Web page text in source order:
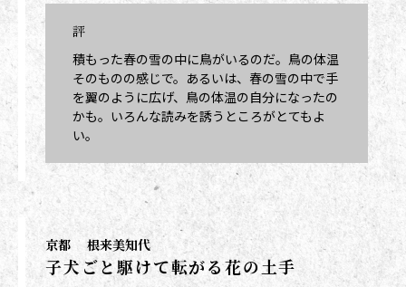
評
積もった春の雪の中に鳥がいるのだ。鳥の体温
そのものの感じで。あるいは、春の雪の中で手
を翼のように広げ、鳥の体温の自分になったの
かも。いろんな読みを誘うところがとてもよ
い。
京都 根来美知代
子犬ごと駆けて転がる花の土手